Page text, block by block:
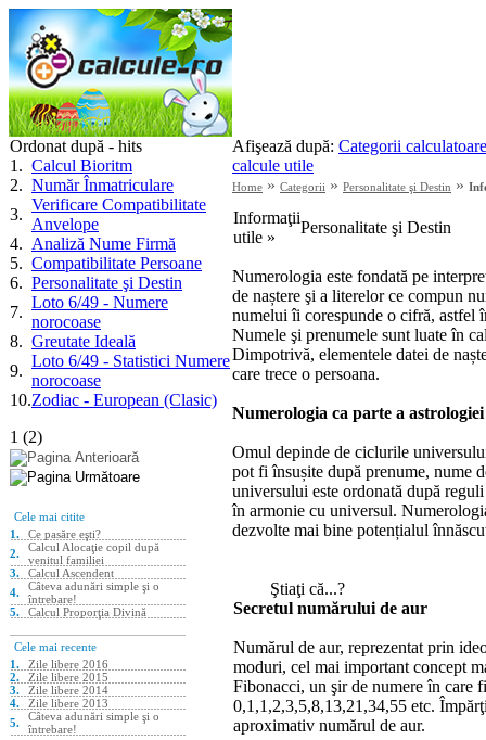
Ordonat după - hits
1 . Calcul Bioritm
2. Număr Înmatriculare
3.
Verificare Compatibilitate
Anvelope
4. Analiză Nume Firmă
5. Compatibilitate Persoane
6. Personalitate şi Destin
7.
Loto 6/49 - Numere
norocoase
8. Greutate Ideală
9.
Loto 6/49 - Statistici Numere
norocoase
10.Zodiac - European (Clasic)
1 (2)
Afişează după: Categorii calculatoare
calcule utile
Home » Categorii » Personalitate şi Destin »
Informaţii
utile »
Personalitate şi Destin
Numerologia este fondată pe
de naștere şi a literelor ce compun
numelui îi corespunde o cifră, astfel
Numele şi prenumele sunt luate în
Dimpotrivă, elementele datei de
care trece o persoana.
Numerologia ca parte a astrologiei
Omul depinde de ciclurile
pot fi însușite după prenume, nume
universului este ordonată după
în armonie cu universul.
dezvolte mai bine potențialul
Ştiaţi că...?
Secretul numărului de aur
Numărul de aur, reprezentat prin
moduri, cel mai important concept
Fibonacci, un şir de numere în care
0,1,1,2,3,5,8,13,21,34,55 etc.
aproximativ numărul de aur.